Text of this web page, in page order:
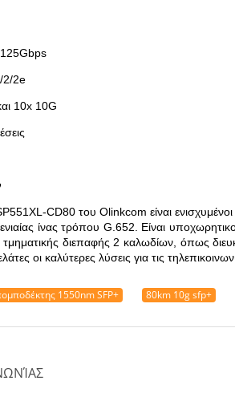
2/2e
10x 10G
CD80 του Olinkcom είναι
ίνας τρόπου G.652. Είναι
διεπαφής 2 καλωδίων, όπως
οι καλύτερες λύσεις για τις
1550nm SFP+ 80km 10g sfp+